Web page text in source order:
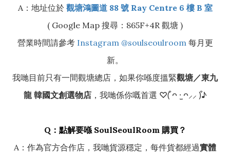
A：地址位於 觀塘鴻圖道 88 號 Ray Centre 6 樓 B 室
( Google Map 搜尋：865F+4R 觀塘 )
營業時間請參考 Instagram @soulseoulroom每月更
新。
我哋目前只有一間觀塘總店，如果你喺度搵緊觀塘／東九
龍 韓國文創選物店，我哋係你嘅首選 ♡(͒ ᴖ ·̫ ᴖ⸝⸝ )͒♪
Q：點解要喺 SoulSeoulRoom 購買？
A：作為官方合作店，我哋貨源穩定，每件貨都經過實體